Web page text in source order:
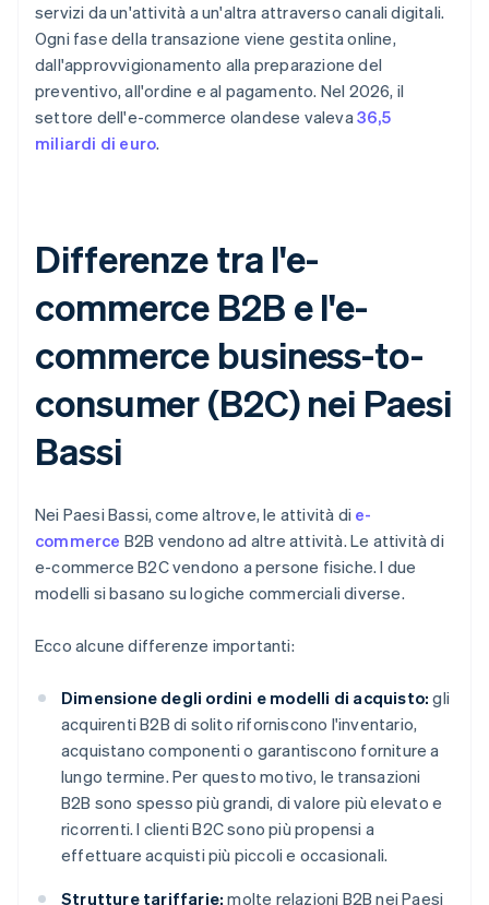
servizi da un'attività a un'altra attraverso canali digitali.
Ogni fase della transazione viene gestita online,
dall'approvvigionamento alla preparazione del
preventivo, all'ordine e al pagamento. Nel 2026, il
settore dell'e-commerce olandese valeva36,5
miliardi di euro.
Differenze tra l'e-
commerce B2B e l'e-
commerce business-to-
consumer (B2C) nei Paesi
Bassi
Nei Paesi Bassi, come altrove, le attività di e-
commerce B2B vendono ad altre attività. Le attività di
e-commerce B2C vendono a persone fisiche. I due
modelli si basano su logiche commerciali diverse.
Ecco alcune differenze importanti:
Dimensione degli ordini e modelli di acquisto: gli
acquirenti B2B di solito riforniscono l'inventario,
acquistano componenti o garantiscono forniture a
lungo termine. Per questo motivo, le transazioni
B2B sono spesso più grandi, di valore più elevato e
ricorrenti. I clienti B2C sono più propensi a
effettuare acquisti più piccoli e occasionali.
Strutture tariffarie: molte relazioni B2B nei Paesi